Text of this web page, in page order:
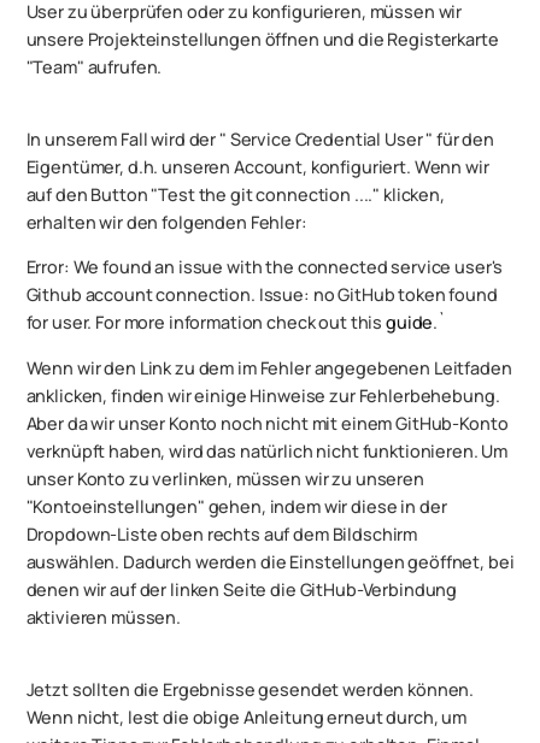
User zu überprüfen oder zu konfigurieren, müssen wir
unsere Projekteinstellungen öffnen und die Registerkarte
"Team" aufrufen.
In unserem Fall wird der " Service Credential User " für den
Eigentümer, d.h. unseren Account, konfiguriert. Wenn wir
auf den Button "Test the git connection ...." klicken,
erhalten wir den folgenden Fehler:
Error: We found an issue with the connected service user's
Github account connection. Issue: no GitHub token found
for user. For more information check out this guide.`
Wenn wir den Link zu dem im Fehler angegebenen Leitfaden
anklicken, finden wir einige Hinweise zur Fehlerbehebung.
Aber da wir unser Konto noch nicht mit einem GitHub-Konto
verknüpft haben, wird das natürlich nicht funktionieren. Um
unser Konto zu verlinken, müssen wir zu unseren
"Kontoeinstellungen" gehen, indem wir diese in der
Dropdown-Liste oben rechts auf dem Bildschirm
auswählen. Dadurch werden die Einstellungen geöffnet, bei
denen wir auf der linken Seite die GitHub-Verbindung
aktivieren müssen.
Jetzt sollten die Ergebnisse gesendet werden können.
Wenn nicht, lest die obige Anleitung erneut durch, um